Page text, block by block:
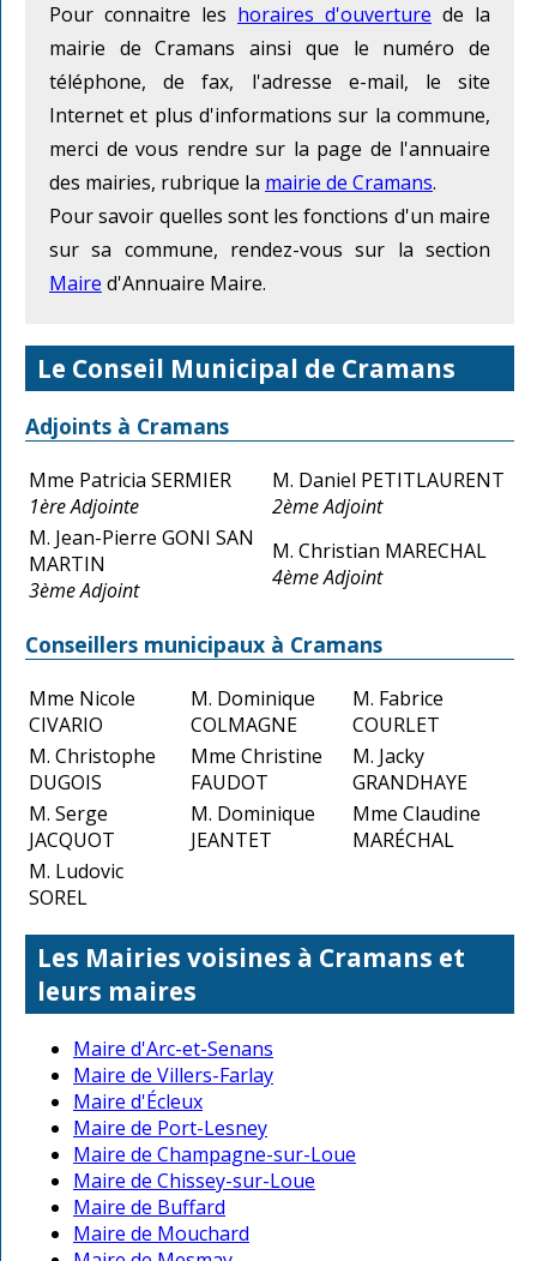
Pour connaitre les horaires d'ouverture de la
mairie de Cramans ainsi que le numéro de
téléphone, de fax, l'adresse e-mail, le site
Internet et plus d'informations sur la commune,
merci de vous rendre sur la page de l'annuaire
des mairies, rubrique la mairie de Cramans.
Pour savoir quelles sont les fonctions d'un maire
sur sa commune, rendez-vous sur la section
Maire d'Annuaire Maire.
Le Conseil Municipal de Cramans
Adjoints à Cramans
Mme Patricia SERMIER
1ère Adjointe
M. Daniel PETITLAURENT
2ème Adjoint
M. Jean-Pierre GONI SAN
MARTIN
3ème Adjoint
M. Christian MARECHAL
4ème Adjoint
Conseillers municipaux à Cramans
Mme Nicole
CIVARIO
M. Dominique
COLMAGNE
M. Fabrice
COURLET
M. Christophe
DUGOIS
Mme Christine
FAUDOT
M. Jacky
GRANDHAYE
M. Serge
JACQUOT
M. Dominique
JEANTET
Mme Claudine
MARÉCHAL
M. Ludovic
SOREL
Les Mairies voisines à Cramans et
leurs maires
Maire d'Arc-et-Senans
Maire de Villers-Farlay
Maire d'Écleux
Maire de Port-Lesney
Maire de Champagne-sur-Loue
Maire de Chissey-sur-Loue
Maire de Buffard
Maire de Mouchard